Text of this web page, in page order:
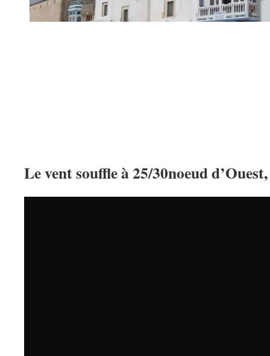
Le vent souffle à 25/30noeud